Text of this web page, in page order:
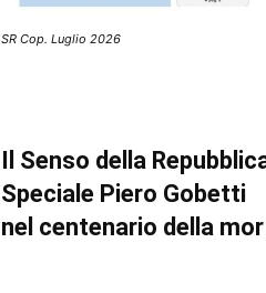
SR Cop. Luglio 2026
Il Senso della
Speciale Piero Gobetti
nel centenario della